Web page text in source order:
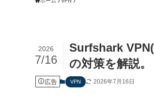
Surfshark
の対策を解説。
2026
7/16
広告 VPN 2026年7月16日